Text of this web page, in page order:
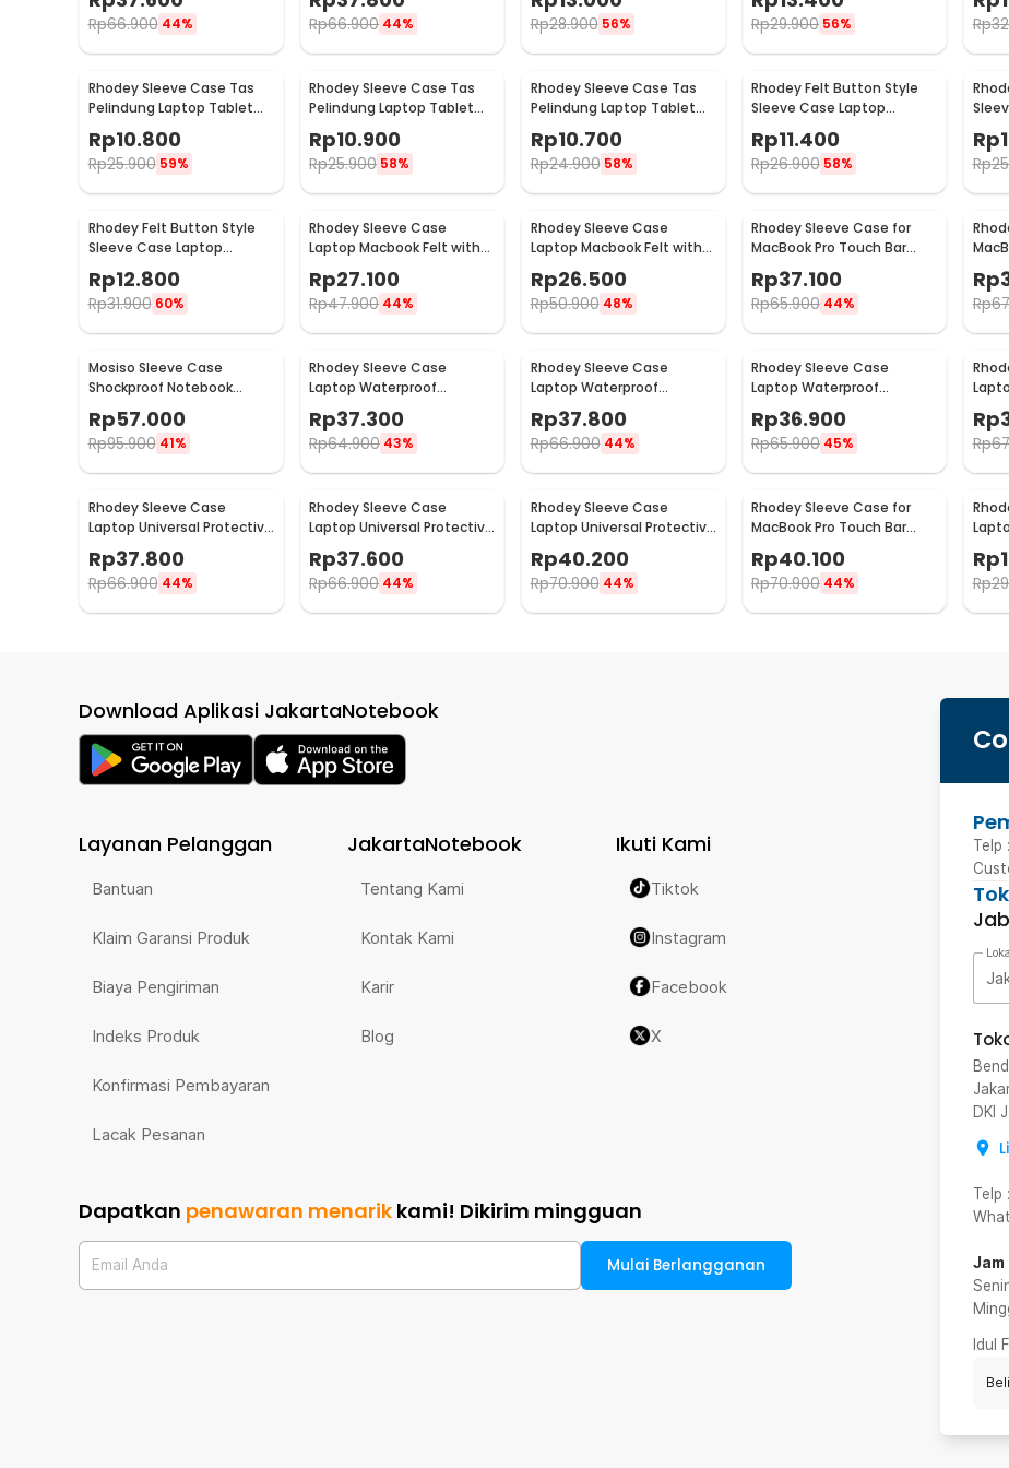
Rp66.900 44% Rp66.900 44% Rp28.900 56% Rp29.900 56% Rp
Rhodey Sleeve Case Tas
Pelindung Laptop Tablet
Wool Felt 11 Inch - DA98
Rp10.800
Rp25.900 59%
Rhodey Sleeve Case Tas
Pelindung Laptop Tablet
Wool Felt 15 Inch - DA98
Rp10.900
Rp25.900 58%
Rhodey Sleeve Case Tas
Pelindung Laptop Tablet
Wool Felt 13 Inch - DA98
Rp10.700
Rp24.900 58%
Rhodey Felt Button Style
Sleeve Case Laptop
Ultrabook 11 Inch - DA58
Rp11.400
Rp26.900 58%
Rp
Rp
Rhodey Felt Button Style
Sleeve Case Laptop
Ultrabook 15 Inch - DA58
Rp12.800
Rp31.900 60%
Rhodey Sleeve Case
Laptop Macbook Felt with
Pouch 13 Inch - AK01
Rp27.100
Rp47.900 44%
Rhodey Sleeve Case
Laptop Macbook Felt with
Pouch 15 Inch - AK01
Rp26.500
Rp50.900 48%
Rhodey Sleeve Case for
MacBook Pro Touch Bar
Neoprene with Pouch 13
Inch - YG6005
Rp37.100
Rp65.900 44%
Inch
Rp
Rp
Mosiso Sleeve Case
Shockproof Notebook
Cover for Laptop 15.6 Inch -
C0412
Rp57.000
Rp95.900 41%
Rhodey Sleeve Case
Laptop Waterproof
Polyester Neoprene Bag
11/12 Inch - L123F
Rp37.300
Rp64.900 43%
Rhodey Sleeve Case
Laptop Waterproof
Polyester Neoprene Bag 13
Inch - L123F
Rp37.800
Rp66.900 44%
Rhodey Sleeve Case
Laptop Waterproof
Polyester Neoprene Bag
15.6 Inch - L123F
Rp36.900
Rp65.900 45%
Bag
Inch
Rp
Rp
Rhodey Sleeve Case
Laptop Universal Protective
Bag Neoprene with Pouch
13 Inch - AK03
Rp37.800
Rp66.900 44%
Rhodey Sleeve Case
Laptop Universal Protective
Bag Neoprene with Pouch
14 Inch - AK03
Rp37.600
Rp66.900 44%
Rhodey Sleeve Case
Laptop Universal Protective
Bag Neoprene with Pouch
15 Inch - AK03
Rp40.200
Rp70.900 44%
Rhodey Sleeve Case for
MacBook Pro Touch Bar
Neoprene with Pouch 15.6
Inch - YG6005
Rp40.100
Rp70.900 44%
RE214
Rp
Rp
Telp
DKI
Telp :
Jam
Idul
Download Aplikasi JakartaNotebook
Layanan Pelanggan
Bantuan
Klaim Garansi Produk
Biaya Pengiriman
Indeks Produk
Konfirmasi Pembayaran
Lacak Pesanan
JakartaNotebook
Tentang Kami
Kontak Kami
Karir
Blog
Ikuti Kami
Tiktok
Instagram
Facebook
X
Dapatkan penawaran menarik kami! Dikirim mingguan
Email Anda Mulai Berlangganan